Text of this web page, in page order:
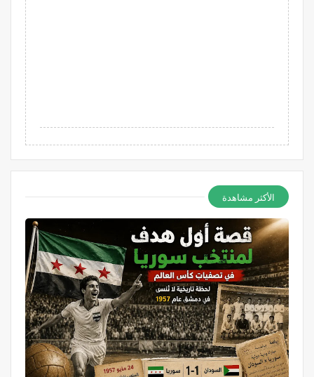
الأكثر مشاهدة